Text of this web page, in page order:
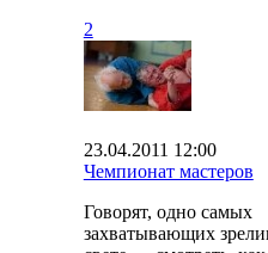
2
23.04.2011 12:00
Чемпионат мастеров
Говорят, одно самых
захватывающих